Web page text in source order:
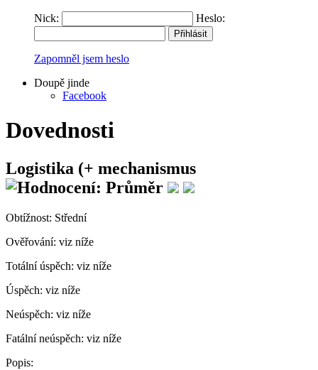
Nick: Heslo:
Zapomněl jsem heslo
Doupě jinde
Facebook
Dovednosti
Logistika (+ mechanismus
Obtížnost: Střední
Ověřování: viz níže
Totální úspěch: viz níže
Úspěch: viz níže
Neúspěch: viz níže
Fatální neúspěch: viz níže
Popis: